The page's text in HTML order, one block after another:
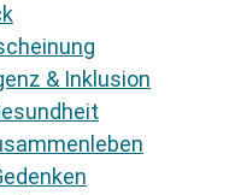
& Inklusion